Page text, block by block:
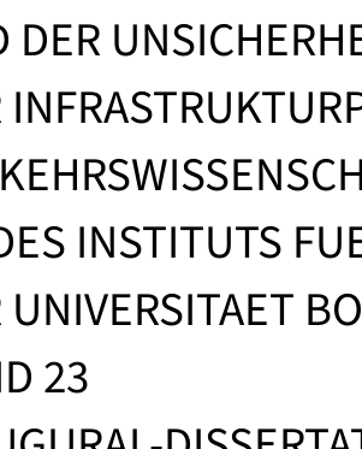
DER
INSTITUTS
UNIVERSITAET
23